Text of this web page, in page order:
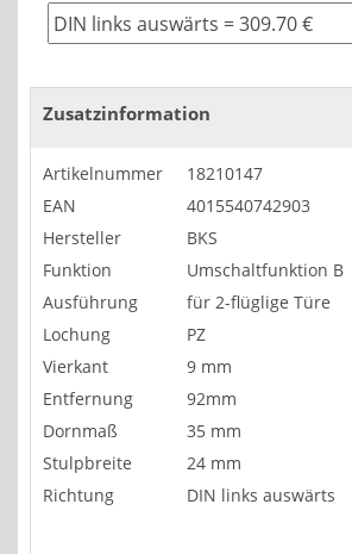
Zusatzinformation
Artikelnummer
18210147
EAN
4015540742903
Hersteller
BKS
Funktion
Umschaltfunktion B
Ausführung
für 2-flüglige Türe
Lochung
PZ
Vierkant
9 mm
Entfernung
92mm
Dornmaß
35 mm
Stulpbreite
24 mm
Richtung
DIN links auswärts